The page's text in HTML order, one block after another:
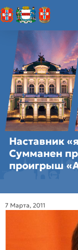
Наставник
Сумманен
проигрыш
7 Марта, 2011